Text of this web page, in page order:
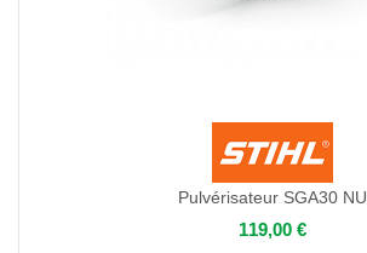
Pulvérisateur SGA30 NU
119,00 €